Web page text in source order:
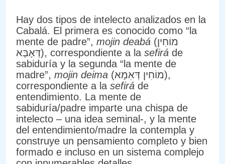
Hay dos tipos de intelecto analizados en la
Cabalá. El primera es conocido como “la
mente de padre”, mojin deabá (מוֹחִין
דְּאָבָּא), correspondiente a la sefirá de
sabiduría y la segunda “la mente de
madre”, mojin deima (מוֹחִין דְּאִמָא),
correspondiente a la sefirá de
entendimiento. La mente de
sabiduría/padre imparte una chispa de
intelecto – una idea seminal-, y la mente
del entendimiento/madre la contempla y
construye un pensamiento completo y bien
formado e incluso en un sistema complejo